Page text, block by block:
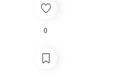
0